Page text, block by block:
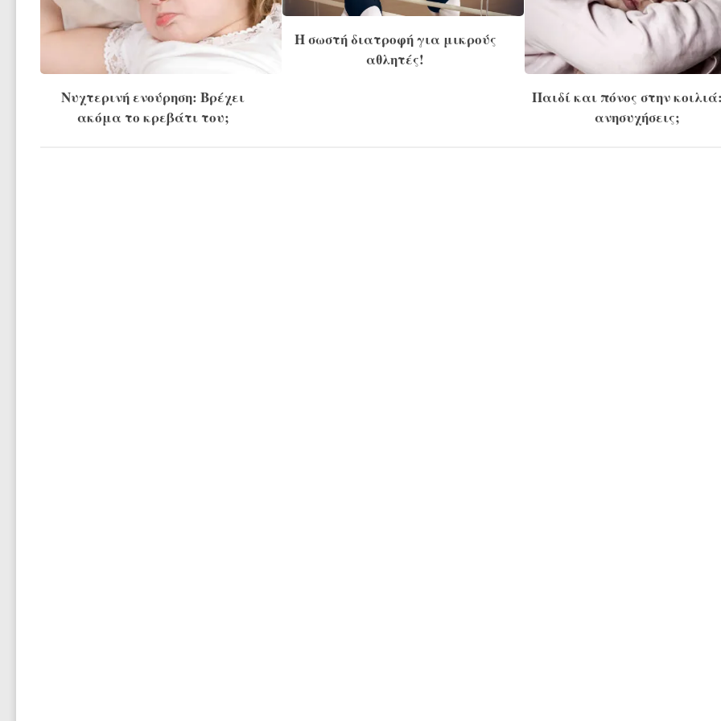
Νυχτερινή ενούρηση: Βρέχει
ακόμα το κρεβάτι του;
Η σωστή διατροφή για μικρούς
αθλητές!
Παιδί και πόνος στην
ανησυχήσεις;